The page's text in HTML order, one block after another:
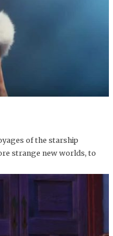
of the starship
strange new worlds, to